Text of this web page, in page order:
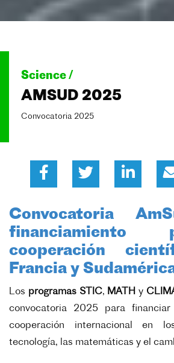
Science /
AMSUD 2025
Convocatoria 2025
Convocatoria
cooperación
Francia y
Los programas STIC, MATH y
convocatoria 2025 para
cooperación internacional en
tecnología, las matemáticas y el